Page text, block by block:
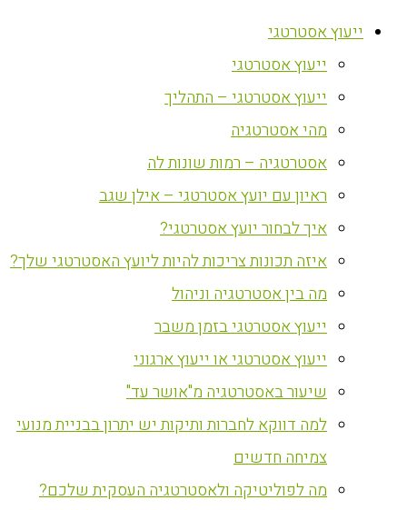
ייעוץ אסטרטגי
ייעוץ אסטרטגי
ייעוץ אסטרטגי – התהליך
מהי אסטרטגיה
אסטרטגיה – רמות שונות לה
ראיון עם יועץ אסטרטגי – אילן שגב
איך לבחור יועץ אסטרטגי?
איזה תכונות צריכות להיות ליועץ האסטרטגי שלך?
מה בין אסטרטגיה וניהול
ייעוץ אסטרטגי בזמן משבר
ייעוץ אסטרטגי או ייעוץ ארגוני
שיעור באסטרטגיה מ"אושר עד"
למה דווקא לחברות ותיקות יש יתרון בבניית מנועי
צמיחה חדשים
מה לפוליטיקה ולאסטרטגיה העסקית שלכם?